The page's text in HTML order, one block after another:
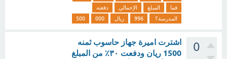
فما
المبلغ الإجمالي
دفعته
المدرسة؟
996 ريال 000
500
0
اشترت اميرة جهاز حاسوب ثمنه
1500 ریان ودفعت ۳۰٪ من المبلغ